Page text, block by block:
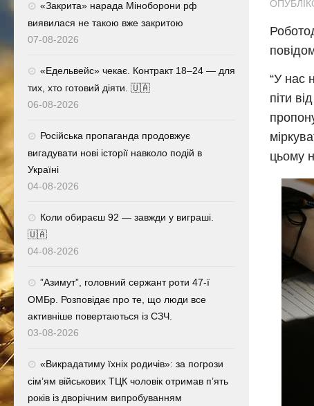
“У нас
піти
цьому
«Закрита» нарада Міноборони рф
виявилася не такою вже закритою
07-08-2026
«Едельвейс» чекає. Контракт 18–24 — для
тих, хто готовий діяти. 🇺🇦
06-08-2026
Російська пропаганда продовжує
вигадувати нові історії навколо подій в
Україні
04-08-2026
Коли обираєш 92 — завжди у виграші.
🇺🇦
04-08-2026
⁨”Азимут”, головний сержант роти 47-ї
ОМБр. Розповідає про те, що люди все
активніше повертаються із СЗЧ.
03-08-2026
«Викрадатиму їхніх родичів»: за погрози
сім’ям військових ТЦК чоловік отримав п’ять
років із дворічним випробуванням